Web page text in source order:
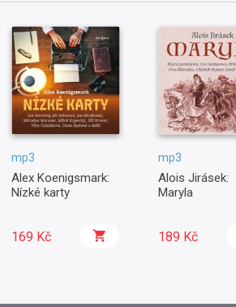
mp3
Alex Koenigsmark:
Nízké karty
169 Kč
mp3
Alois Jirásek:
Maryla
189 Kč